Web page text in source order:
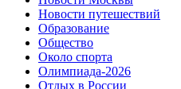
Новости путешествий
Образование
Общество
Около спорта
Олимпиада-2026
Отдых в России